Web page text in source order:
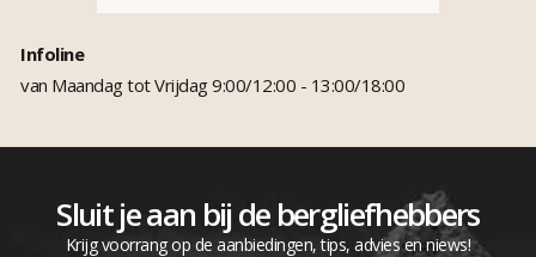
Infoline
van Maandag tot Vrijdag 9:00/12:00 - 13:00/18:00
Sluit je aan bij de bergliefhebbers
Krijg voorrang op de aanbiedingen, tips, advies en niews!